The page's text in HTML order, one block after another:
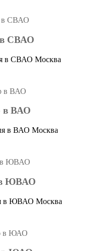
в СВАО
в СВАО Москва
в ВАО
в ВАО Москва
в ЮВАО
в ЮВАО Москва